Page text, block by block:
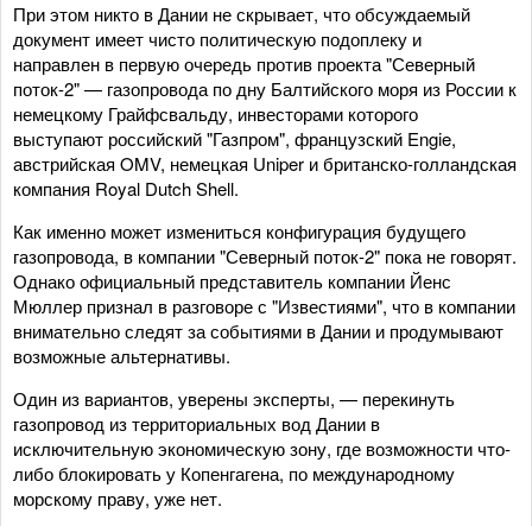
При этом никто в Дании не скрывает, что обсуждаемый
документ имеет чисто политическую подоплеку и
направлен в первую очередь против проекта "Северный
поток-2" — газопровода по дну Балтийского моря из России к
немецкому Грайфсвальду, инвесторами которого
выступают российский "Газпром", французский Engie,
австрийская OMV, немецкая Uniper и британско-голландская
компания Royal Dutch Shell.
Как именно может измениться конфигурация будущего
газопровода, в компании "Северный поток-2" пока не говорят.
Однако официальный представитель компании Йенс
Мюллер признал в разговоре с "Известиями", что в компании
внимательно следят за событиями в Дании и продумывают
возможные альтернативы.
Один из вариантов, уверены эксперты, — перекинуть
газопровод из территориальных вод Дании в
исключительную экономическую зону, где возможности что-
либо блокировать у Копенгагена, по международному
морскому праву, уже нет.